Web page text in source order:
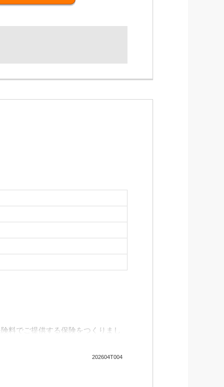
料でご提供する保険をつくりまし
202604T004